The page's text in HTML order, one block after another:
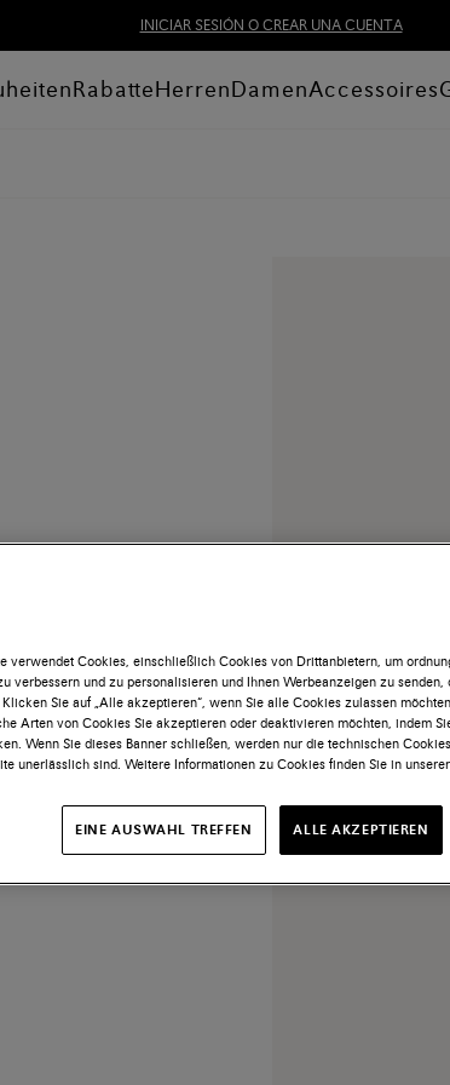
INICIAR SESIÓN O CREAR UNA CUENTA
RabatteHerrenDamenAccessoires
Slingbacks für Damen aus
mit mittelhohem Absatz
verwendet Cookies, einschließlich Cookies von Drittanbietern, um
verbessern und zu personalisieren und Ihnen Werbeanzeigen zu
Sie auf „Alle akzeptieren“, wenn Sie alle Cookies zulassen
Arten von Cookies Sie akzeptieren oder deaktivieren möchten, indem
Wenn Sie dieses Banner schließen, werden nur die technischen
unerlässlich sind. Weitere Informationen zu Cookies finden Sie in unserer
EINE AUSWAHL TREFFEN ALLE AKZEPTIEREN